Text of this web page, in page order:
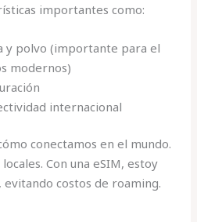
importantes como:
y polvo (importante para el
modernos)
internacional
conectamos en el mundo.
Con una eSIM, estoy
costos de roaming.